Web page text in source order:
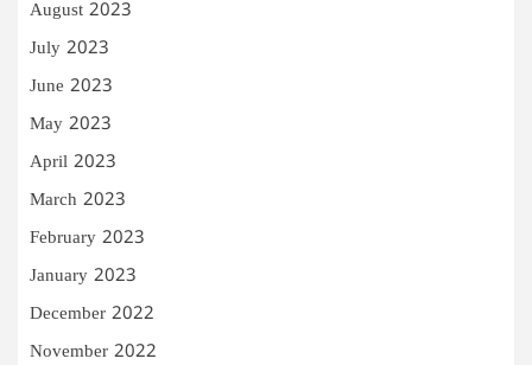
August 2023
July 2023
June 2023
May 2023
April 2023
March 2023
February 2023
January 2023
December 2022
November 2022